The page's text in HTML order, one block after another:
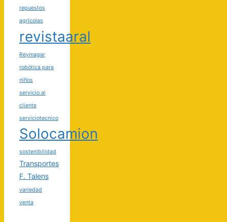
repuestos
agrícolas
revistaaral
Reymagar
robótica para
niños
servicio al
cliente
serviciotecnico
Solocamion
sostenibilidad
Transportes
F. Talens
variedad
venta